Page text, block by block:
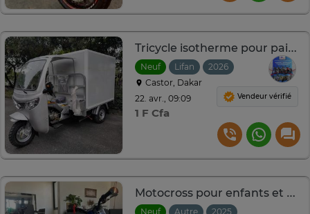
Tricycle isotherme pour pains, pâtisserie, viande, poissons
Neuf Lifan
2026
Castor, Dakar
22. avr., 09:09
1 F Cfa
Vendeur vérifié
Motocross pour enfants et adolescents à vendre
Neuf Autre
2025